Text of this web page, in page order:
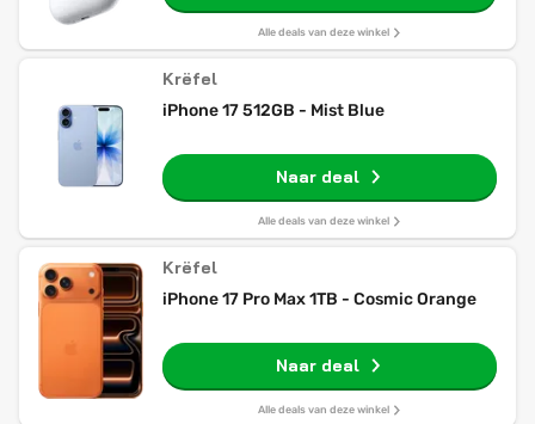
Alle deals van deze winkel
Krëfel
iPhone 17 512GB - Mist Blue
Naar deal
Alle deals van deze winkel
Krëfel
iPhone 17 Pro Max 1TB - Cosmic Orange
Naar deal
Alle deals van deze winkel